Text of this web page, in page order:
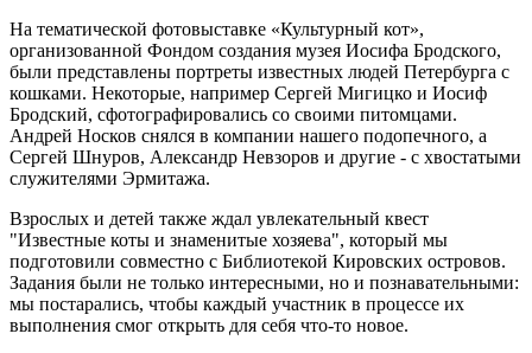
На тематической фотовыставке «Культурный кот»,
организованной Фондом создания музея Иосифа Бродского,
были представлены портреты известных людей Петербурга с
кошками. Некоторые, например Сергей Мигицко и Иосиф
Бродский, сфотографировались со своими питомцами.
Андрей Носков снялся в компании нашего подопечного, а
Сергей Шнуров, Александр Невзоров и другие - с хвостатыми
служителями Эрмитажа.
Взрослых и детей также ждал увлекательный квест
"Известные коты и знаменитые хозяева", который мы
подготовили совместно с Библиотекой Кировских островов.
Задания были не только интересными, но и познавательными:
мы постарались, чтобы каждый участник в процессе их
выполнения смог открыть для себя что-то новое.